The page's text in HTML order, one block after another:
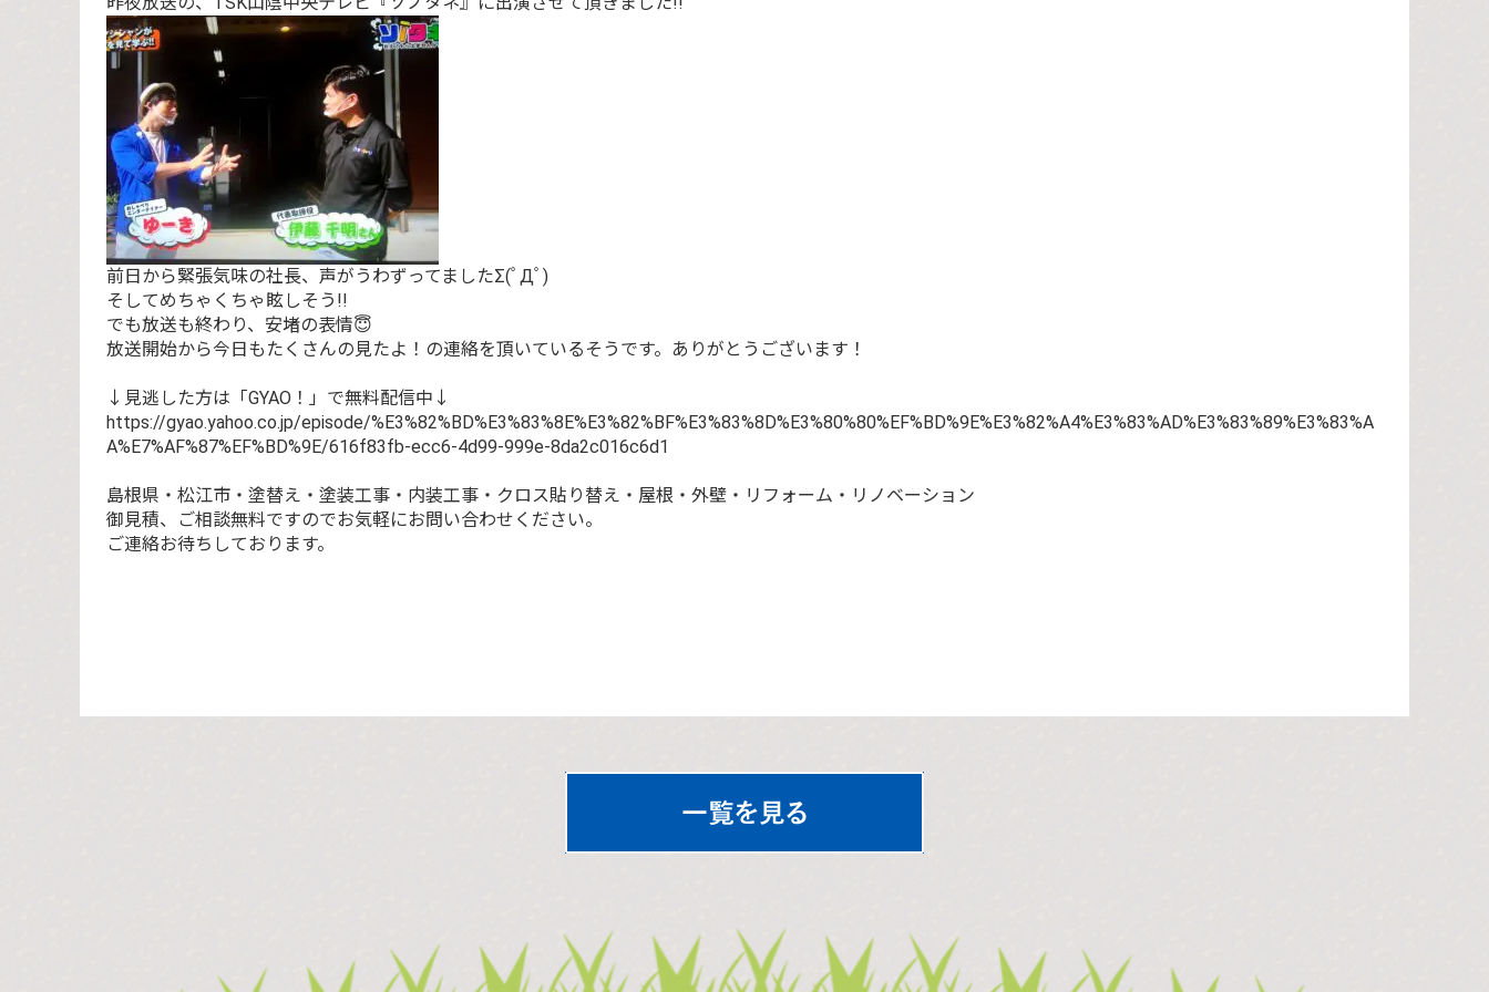
前日から緊張気味の社長、声がうわずってましたΣ(ﾟДﾟ)
そしてめちゃくちゃ眩しそう!!
でも放送も終わり、安堵の表情😇
放送開始から今日もたくさんの見たよ！の連絡を頂いているそうです。ありがとうございます！
↓見逃した方は「GYAO！」で無料配信中↓
https://gyao.yahoo.co.jp/episode/%E3%82%BD%E3%83%8E%E3%82%BF%E3%83%8D%E3%80%80%EF%BD%9E%E3%82%A4%E3%83%AD%E3%83%89%E3%83%A
A%E7%AF%87%EF%BD%9E/616f83fb-ecc6-4d99-999e-8da2c016c6d1
島根県・松江市・塗替え・塗装工事・内装工事・クロス貼り替え・屋根・外壁・リフォーム・リノベーション
御見積、ご相談無料ですのでお気軽にお問い合わせください。
ご連絡お待ちしております。